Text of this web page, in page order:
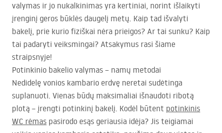
valymas ir jo nukalkinimas yra kertiniai, norint išlaikyti
įrenginį geros būklės daugelį metų. Kaip tad išvalyti
bakelį, prie kurio fiziškai nėra prieigos? Ar tai sunku? Kaip
tai padaryti veiksmingai? Atsakymus rasi šiame
straipsnyje!
Potinkinio bakelio valymas – namų metodai
Nedidelę vonios kambario erdvę neretai sudėtinga
suplanuoti. Vienas būdų maksimaliai išnaudoti ribotą
plotą – įrengti potinkinį bakelį. Kodėl būtent potinkinis
WC rėmas pasirodo esąs geriausia idėja? Jis teigiamai